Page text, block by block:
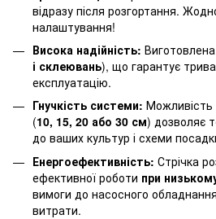
відразу після розгортання.
налаштування!
Висока надійність:
і склеювань), що гарантує
експлуатацію.
Гнучкість системи: Можливість
(10, 15, 20 або 30 см) дозволяє
до ваших культур і схеми
Енергоефективність: Стрічка
ефективної роботи при
вимоги до насосного
витрати.